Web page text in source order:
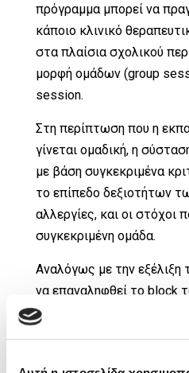
πρόγραμμα μπορεί να
κάποιο κλινικό
στα πλαίσια σχολικού
μορφή ομάδων (group
session.
Στη περίπτωση που η
γίνεται ομαδική, η
με βάση συγκεκριμένα
το επίπεδο δεξιοτήτων
αλλεργίες, και οι στόχοι
συγκεκριμένη ομάδα.
Αναλόγως με την εξέλιξη
να επαναληφθεί το block
πάνω από μία φορά. Σε